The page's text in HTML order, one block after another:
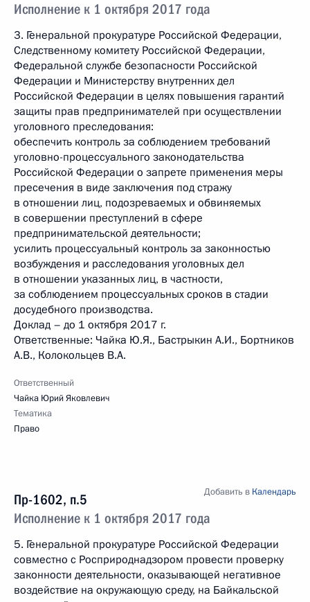
Исполнение к 1 октября 2017 года
3. Генеральной прокуратуре Российской Федерации,
Следственному комитету Российской Федерации,
Федеральной службе безопасности Российской
Федерации и Министерству внутренних дел
Российской Федерации в целях повышения гарантий
защиты прав предпринимателей при осуществлении
уголовного преследования:
обеспечить контроль за соблюдением требований
уголовно-процессуального законодательства
Российской Федерации о запрете применения меры
пресечения в виде заключения под стражу
в отношении лиц, подозреваемых и обвиняемых
в совершении преступлений в сфере
предпринимательской деятельности;
усилить процессуальный контроль за законностью
возбуждения и расследования уголовных дел
в отношении указанных лиц, в частности,
за соблюдением процессуальных сроков в стадии
досудебного производства.
Доклад – до 1 октября 2017 г.
Ответственные: Чайка Ю.Я., Бастрыкин А.И., Бортников
А.В., Колокольцев В.А.
Ответственный
Чайка Юрий Яковлевич
Тематика
Право
Пр-1602, п.5
Исполнение к 1 октября 2017 года
Добавить в Календарь
5. Генеральной прокуратуре Российской Федерации
совместно с Росприроднадзором провести проверку
законности деятельности, оказывающей негативное
воздействие на окружающую среду, на Байкальской